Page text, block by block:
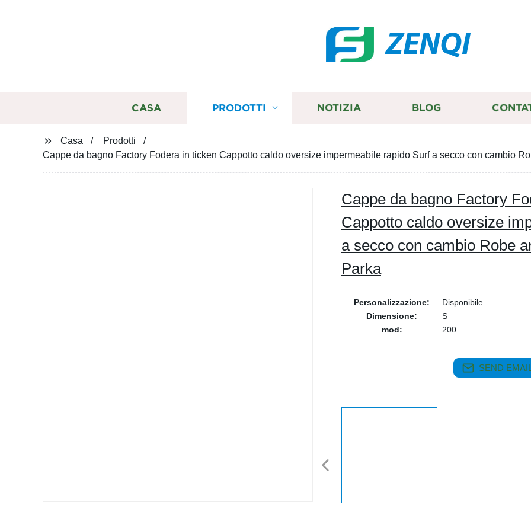
ZENQI
CASA PRODOTTI NOTIZIA BLOG
Casa
Prodotti
Cappe da bagno Factory Fodera in ticken Cappotto caldo oversize impermeabile rapido Surf a secco con cambio
Cappe da bagno Factory
Cappotto caldo oversize
a secco con cambio Robe
Parka
Personalizzazione:
Disponibile
Dimensione:
S
mod:
200
SEND